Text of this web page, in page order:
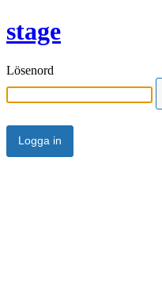
stage
Lösenord